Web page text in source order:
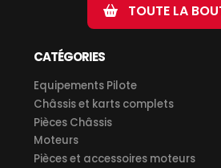
TOUTE LA
CATÉGORIES
Equipements Pilote
Châssis et karts complets
Pièces Châssis
Moteurs
Pièces et accessoires moteurs